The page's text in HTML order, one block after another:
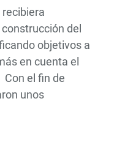
recibiera
del
objetivos a
en cuenta el
el fin de
unos